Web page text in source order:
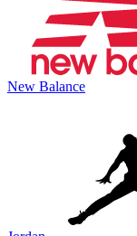
New Balance